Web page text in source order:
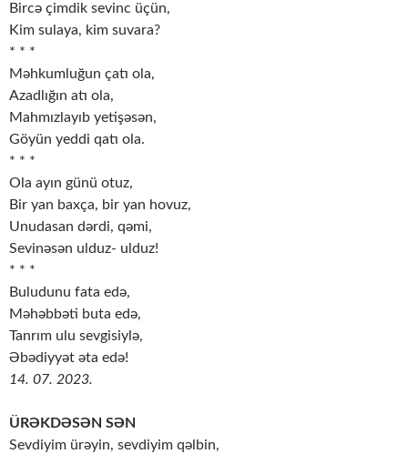
Bircə çimdik sevinc üçün,
Kim sulaya, kim suvara?
* * *
Məhkumluğun çatı ola,
Azadlığın atı ola,
Mahmızlayıb yetişəsən,
Göyün yeddi qatı ola.
* * *
Ola ayın günü otuz,
Bir yan baxça, bir yan hovuz,
Unudasan dərdi, qəmi,
Sevinəsən ulduz- ulduz!
* * *
Buludunu fata edə,
Məhəbbəti buta edə,
Tanrım ulu sevgisiylə,
Əbədiyyət əta edə!
14. 07. 2023.
ÜRƏKDƏSƏN SƏN
Sevdiyim ürəyin, sevdiyim qəlbin,